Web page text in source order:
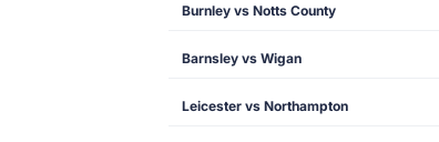
Burnley vs Notts County
Barnsley vs Wigan
Leicester vs Northampton